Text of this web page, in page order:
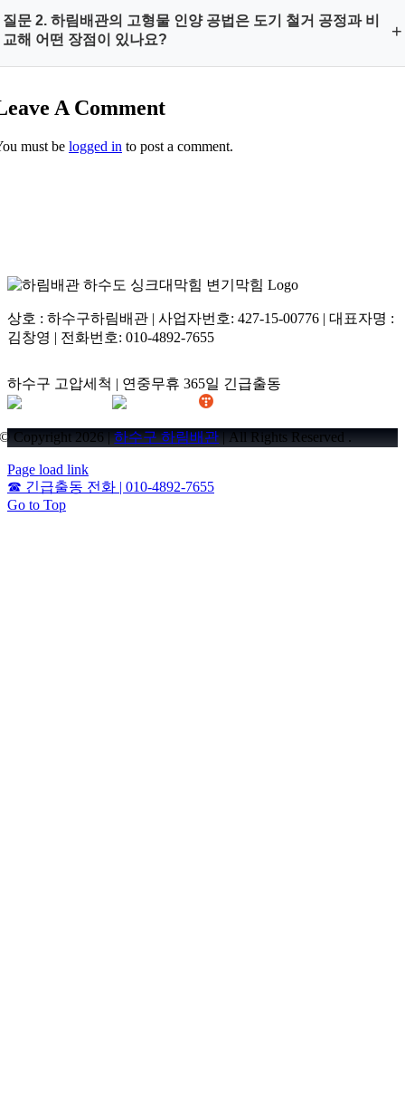
답변 1. 고형물은 물에 녹지 않아 억지로 밀면 내부 S자 트랩에
더 깊숙이 끼는 쐐기 현상이 발생합니다.
질문 2. 하림배관의 고형물 인양 공법은 도기 철거 공정과 비
교해 어떤 장점이 있나요?
+
자체 제작한 미세 갈고리 와이어를 투입합니다.
이 특수 공법은 변기뜯기 공정 없이 원형 그대로 이물질만을 안
A Comment
must be logged in to post a comment.
상호 : 하수구하림배관 | 사업자번호: 427-15-00776 | 대표자명 :
김창영 | 전화번호: 010-4892-7655
하수구 고압세척 | 연중무휴 365일 긴급출동
© Copyright 2026 |하수구 하림배관 | All Rights Reserved .
Page load link
☎ 긴급출동 전화 | 010-4892-7655
Go to Top